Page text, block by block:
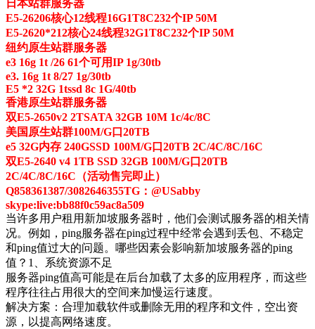
日本站群服务器
E5-26206核心12线程16G1T8C232个IP 50M
E5-2620*212核心24线程32G1T8C232个IP 50M
纽约原生站群服务器
e3 16g 1t /26 61个可用IP 1g/30tb
e3. 16g 1t 8/27 1g/30tb
E5 *2 32G 1tssd 8c 1G/40tb
香港原生站群服务器
双E5-2650v2 2TSATA 32GB 10M 1c/4c/8C
美国原生站群100M/G口20TB
e5 32G内存 240GSSD 100M/G口20TB 2C/4C/8C/16C
双E5-2640 v4 1TB SSD 32GB 100M/G口20TB
2C/4C/8C/16C（活动售完即止）
Q858361387/3082646355TG：@USabby
skype:live:bb88f0c59ac8a509
当许多用户租用新加坡服务器时，他们会测试服务器的相关情
况。例如，ping服务器在ping过程中经常会遇到丢包、不稳定
和ping值过大的问题。哪些因素会影响新加坡服务器的ping
值？ 1、系统资源不足
服务器ping值高可能是在后台加载了太多的应用程序，而这些
程序往往占用很大的空间来加慢运行速度。
解决方案：合理加载软件或删除无用的程序和文件，空出资
源，以提高网络速度。